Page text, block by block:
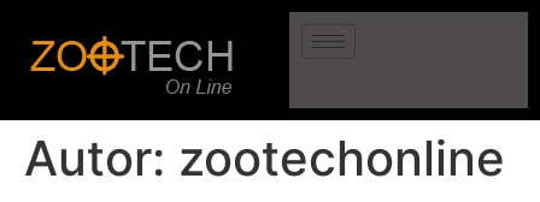
Autor: zootechonline